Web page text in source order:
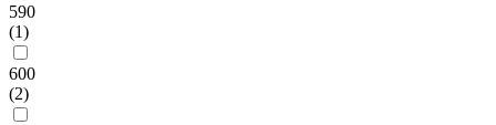
590
(1)
600
(2)